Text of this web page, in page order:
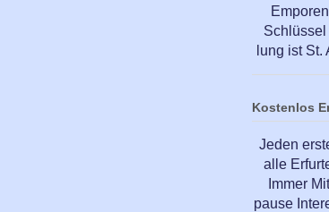
Schlüssel
lung ist
Kostenlos
Jeden
alle
Immer
pause